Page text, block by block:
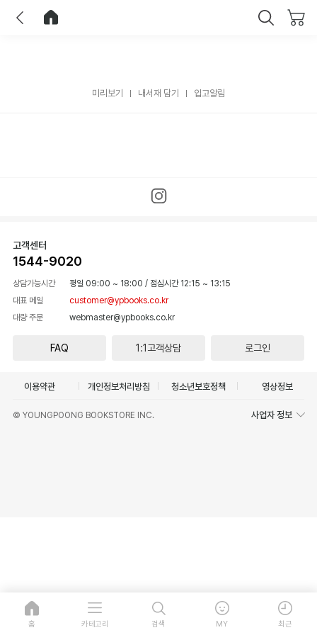
미리보기 내서재 담기 입고알림
고객센터
1544-9020
상담가능시간 평일 09:00 ~ 18:00 / 점심시간 12:15 ~ 13:15
대표 메일
customer@ypbooks.co.kr
대량 주문
webmaster@ypbooks.co.kr
FAQ 1:1고객상담 로그인
이용약관 개인정보처리방침 청소년보호정책 영상정보
© YOUNGPOONG BOOKSTORE INC. 사업자 정보
홈 카테고리 검색 MY 최근